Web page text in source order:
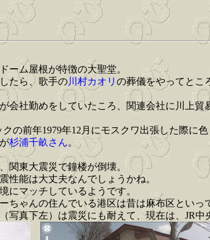
ーム屋根が特徴の大聖堂。
たら、歌手の川村カオリ の葬儀をやってとこ
会社勤めをしていたころ、関連会社に川上
の前年1979年12月にモスクワ出張した際に
杉浦千畝さん。
関東大震災で鐘楼が倒壊。
性能は大丈夫なんでしょうかね。
にマッチしているようです。
ちゃんの住んでいる港区は昔は麻布区といっ
写真下左）は震災にも耐えて、現在は、JR中